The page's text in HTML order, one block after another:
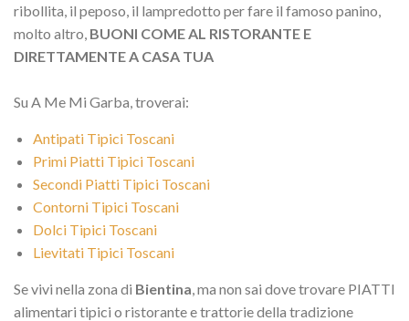
ribollita, il peposo, il lampredotto per fare il famoso panino,
molto altro, BUONI COME AL RISTORANTE E
DIRETTAMENTE A CASA TUA
Su A Me Mi Garba, troverai:
Antipati Tipici Toscani
Primi Piatti Tipici Toscani
Secondi Piatti Tipici Toscani
Contorni Tipici Toscani
Dolci Tipici Toscani
Lievitati Tipici Toscani
Se vivi nella zona di Bientina , ma non sai dove trovare PIATTI
alimentari tipici o ristorante e trattorie della tradizione